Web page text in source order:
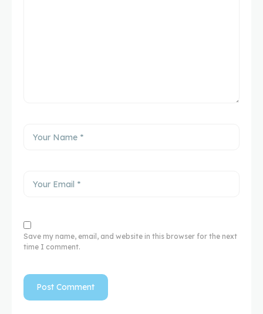
Save my name, email, and website in this browser for the next
time I comment.